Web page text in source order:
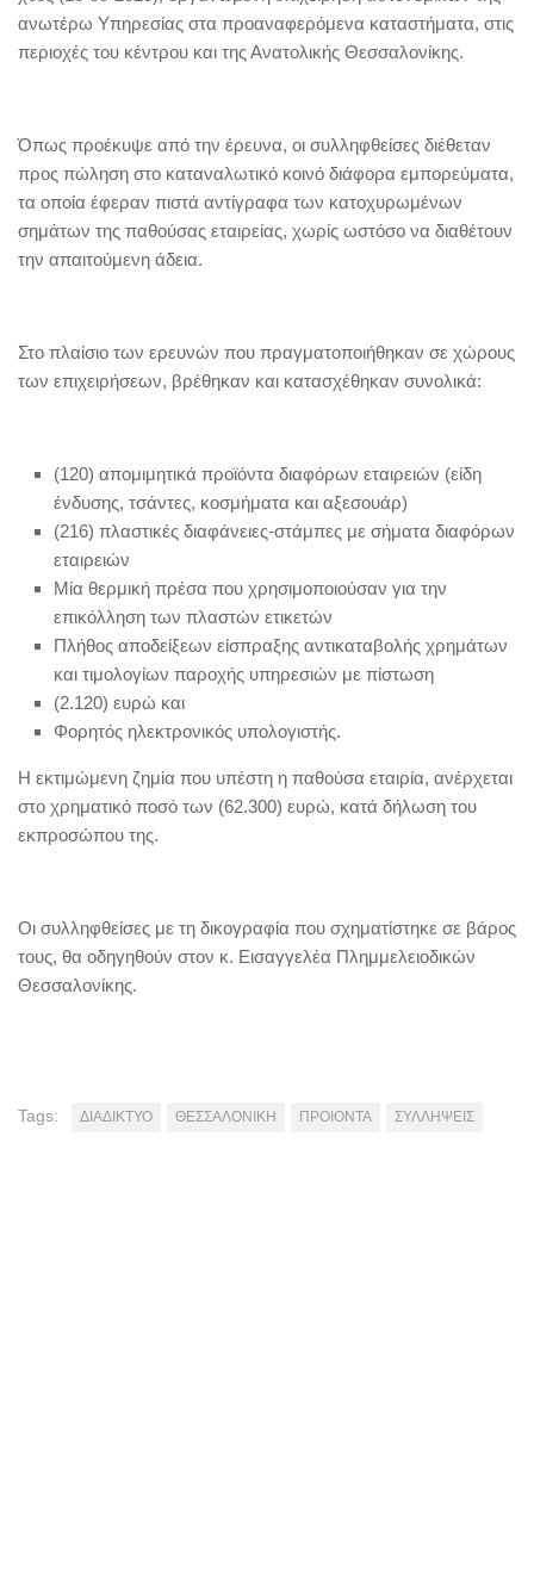
ανωτέρω Υπηρεσίας στα προαναφερόμενα καταστήματα, στις
περιοχές του κέντρου και της Ανατολικής Θεσσαλονίκης.
Όπως προέκυψε από την έρευνα, οι συλληφθείσες διέθεταν
προς πώληση στο καταναλωτικό κοινό διάφορα εμπορεύματα,
τα οποία έφεραν πιστά αντίγραφα των κατοχυρωμένων
σημάτων της παθούσας εταιρείας, χωρίς ωστόσο να διαθέτουν
την απαιτούμενη άδεια.
Στο πλαίσιο των ερευνών που πραγματοποιήθηκαν σε χώρους
των επιχειρήσεων, βρέθηκαν και κατασχέθηκαν συνολικά:
(120) απομιμητικά προϊόντα διαφόρων εταιρειών (είδη
ένδυσης, τσάντες, κοσμήματα και αξεσουάρ)
(216) πλαστικές διαφάνειες-στάμπες με σήματα διαφόρων
εταιρειών
Μία θερμική πρέσα που χρησιμοποιούσαν για την
επικόλληση των πλαστών ετικετών
Πλήθος αποδείξεων είσπραξης αντικαταβολής χρημάτων
και τιμολογίων παροχής υπηρεσιών με πίστωση
(2.120) ευρώ και
Φορητός ηλεκτρονικός υπολογιστής.
Η εκτιμώμενη ζημία που υπέστη η παθούσα εταιρία, ανέρχεται
στο χρηματικό ποσό των (62.300) ευρώ, κατά δήλωση του
εκπροσώπου της.
Οι συλληφθείσες με τη δικογραφία που σχηματίστηκε σε βάρος
τους, θα οδηγηθούν στον κ. Εισαγγελέα Πλημμελειοδικών
Θεσσαλονίκης.
Tags: ΔΙΑΔΙΚΤΥΟ ΘΕΣΣΑΛΟΝΙΚΗ ΠΡΟΙΟΝΤΑ ΣΥΛΛΗΨΕΙΣ